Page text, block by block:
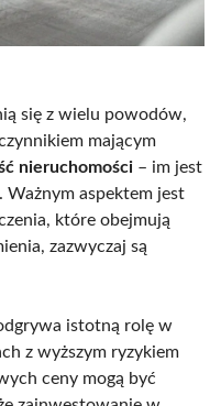
się z wielu powodów,
mającym
nieruchomości – im jest
Ważnym aspektem jest
które obejmują
zazwyczaj są
istotną rolę w
z wyższym ryzykiem
ceny mogą być